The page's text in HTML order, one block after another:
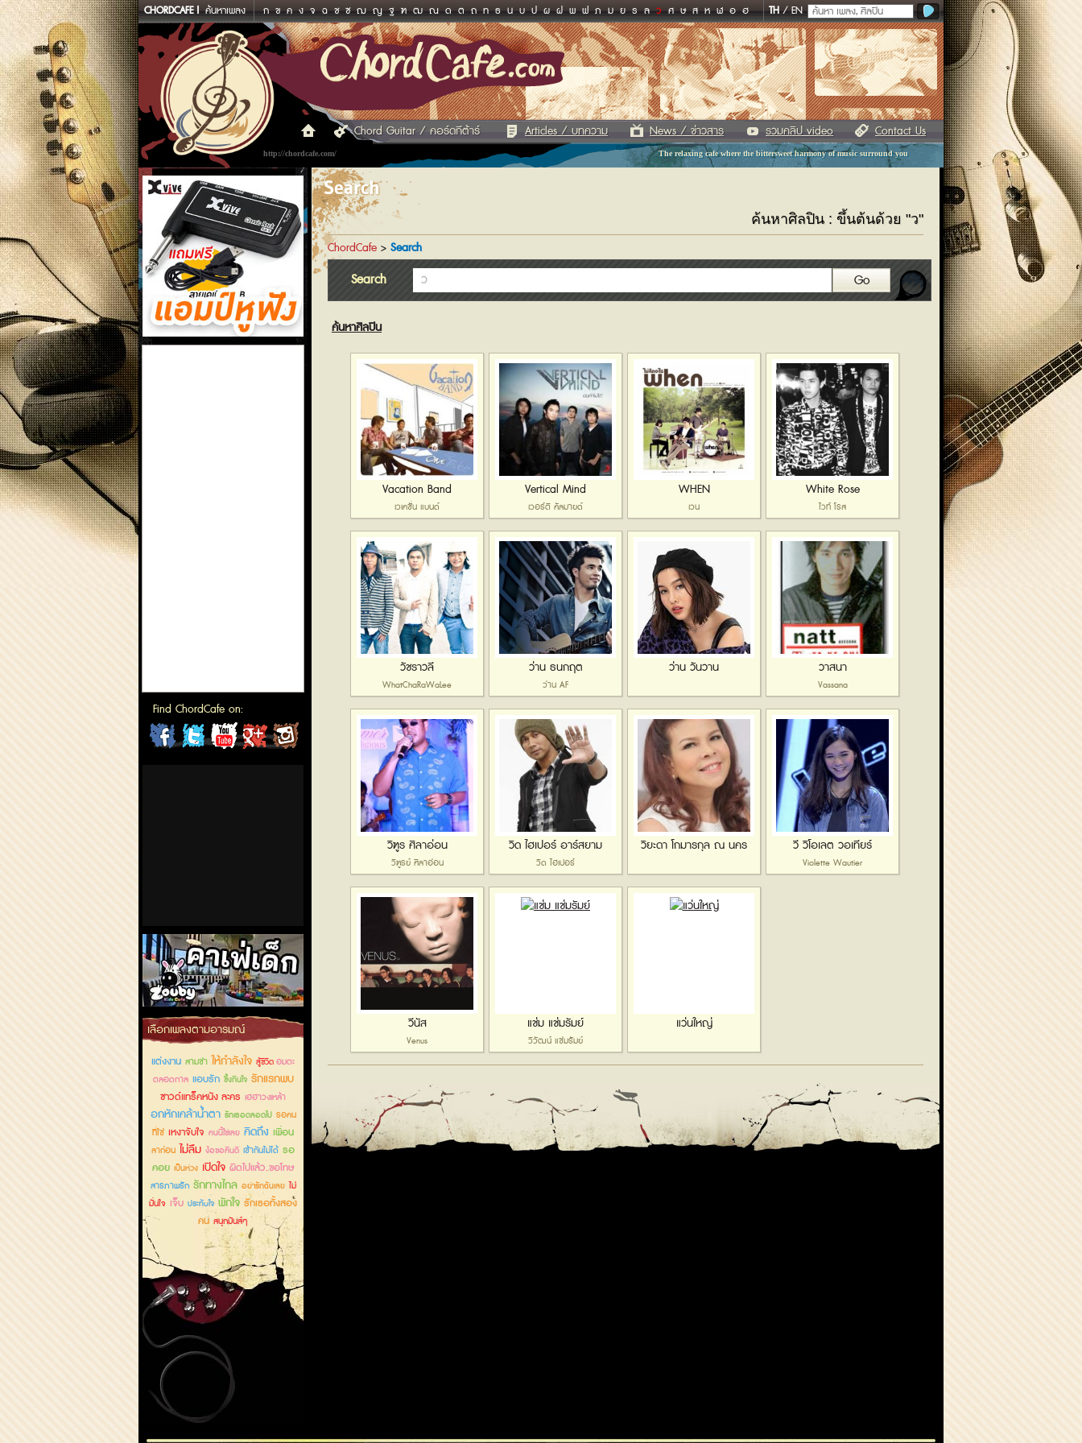
CHORDCAFE ค้นหาเพลง ก ข ค ง จ ฉ ช ซ ฌ ญ ฐ ฑ ฒ ณ ด ต ถ ท ธ น บ ป ผ ฝ พ ฟ ภ ม ย ร ล ว ศ ษ ส ห ฬ อ ฮ TH/EN
The relaxing cafe where the bittersweet harmony of music surround you
http://chordcafe.com/
Chord Guitar / คอร์ดกีต้าร์ Articles / บทความ News / ข่าวสาร รวมคลิป video Contact Us
แอมป์หูฟัง
Find ChordCafe on:
ChordCafeChordCafeChordCafeChordCafe
คาเฟ่เด็กลำลูกกา
เลือกเพลงตามอารมณ์
แต่งงาน สามช่า ให้กำลังใจ สู้ชีวิตอมตะ
ตลอดกาล แอบรัก ซึ้งกินใจ รักแรกพบ
ซาวด์แทร็คหนัง ละคร เฮฮาวงเหล้า
อกหักเคล้าน้ำตา รักเธอตลอดไป รอคน
ที่ใช่ เหงาจับใจ คนนี้ใช่เลย คิดถึง เพื่อน
ลาก่อน ไม่ลืม ง้อขอคืนดี เข้ากันไม่ได้ รอ
คอย เป็นห่วง เปิดใจ ผิดไปแล้ว..ขอโทษ
สารภาพรัก รักทางไกล อย่ารักฉันเลย ไม่
มั่นใจ เจ็บ ประทับใจ พักใจ รักเธอทั้งสอง
คน สนุกมันส์ๆ
Search
ค้นหาศิลปิน : ขึ้นต้นด้วย "ว"
ChordCafe > Search
Search
ค้นหาศิลปิน
Vacation Band
เวเคชั่น แบนด์
Vertical Mind
เวอร์ติ คัลมายด์
WHEN
เวน
White Rose
ไวท์ โรส
วัชราวลี
WhatChaRaWaLee
ว่าน ธนกฤต
ว่าน AF
ว่าน วันวาน วาสนา
Vassana
วิฑูร ศิลาอ่อน
วิฑูรย์ ศิลาอ่อน
วิด ไฮเปอร์ อาร์สยาม
วิด ไฮเปอร์
วิยะดา โกมารกุล ณ นคร วี วิโอเลต วอเทียร์
Violette Wautier
วีนัส
Venus
แช่ม แช่มรัมย์
วิวัฒน์ แช่มรัมย์
แว่นใหญ่